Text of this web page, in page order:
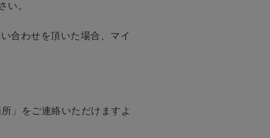
。
合わせを頂いた場合、マイ
」をご連絡いただけますよ